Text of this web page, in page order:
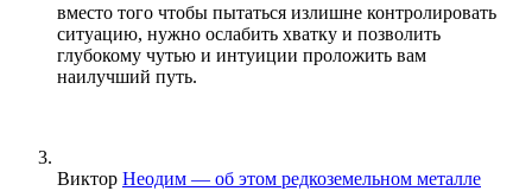
вместо того чтобы пытаться излишне контролировать
ситуацию, нужно ослабить хватку и позволить
глубокому чутью и интуиции проложить вам
наилучший путь.
Виктор Неодим — об этом редкоземельном металле